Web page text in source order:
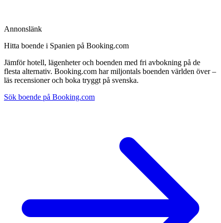
Annonslänk
Hitta boende i Spanien på Booking.com
Jämför hotell, lägenheter och boenden med fri avbokning på de
flesta alternativ. Booking.com har miljontals boenden världen över –
läs recensioner och boka tryggt på svenska.
Sök boende på Booking.com